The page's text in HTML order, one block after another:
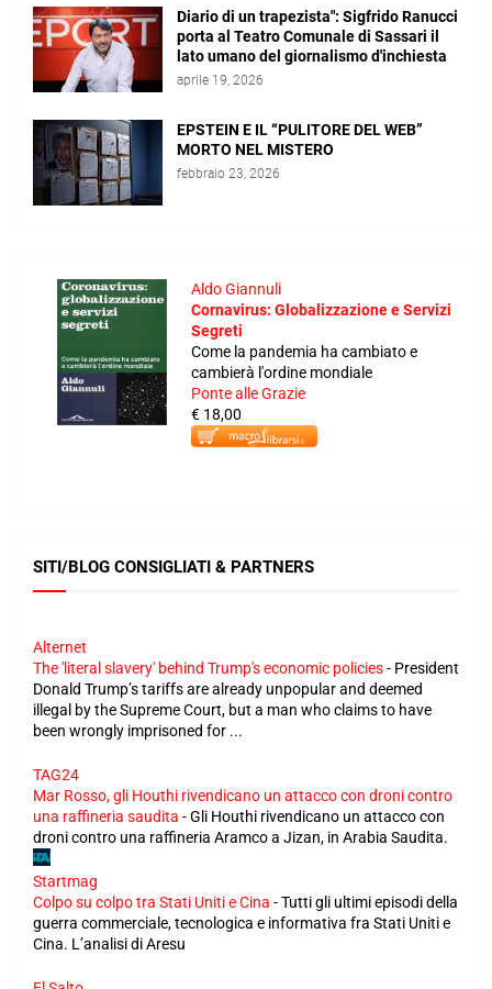
Diario di un trapezista": Sigfrido Ranucci
porta al Teatro Comunale di Sassari il
lato umano del giornalismo d'inchiesta
aprile 19, 2026
EPSTEIN E IL “PULITORE DEL WEB”
MORTO NEL MISTERO
febbraio 23, 2026
Aldo Giannuli
Cornavirus: Globalizzazione e Servizi
Segreti
Come la pandemia ha cambiato e
cambierà l'ordine mondiale
Ponte alle Grazie
€ 18,00
SITI/BLOG CONSIGLIATI & PARTNERS
Alternet
The 'literal slavery' behind Trump's economic policies- President
Donald Trump’s tariffs are already unpopular and deemed
illegal by the Supreme Court, but a man who claims to have
been wrongly imprisoned for ...
TAG24
Mar Rosso, gli Houthi rivendicano un attacco con droni contro
una raffineria saudita -Gli Houthi rivendicano un attacco con
droni contro una raffineria Aramco a Jizan, in Arabia Saudita.
Startmag
Colpo su colpo tra Stati Uniti e Cina -Tutti gli ultimi episodi della
guerra commerciale, tecnologica e informativa fra Stati Uniti e
Cina. L’analisi di Aresu